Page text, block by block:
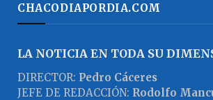
CHACODIAPORDIA.COM
LA NOTICIA EN TODA SU
DIRECTOR: Pedro Cáceres
JEFE DE REDACCIÓN: Rodolfo